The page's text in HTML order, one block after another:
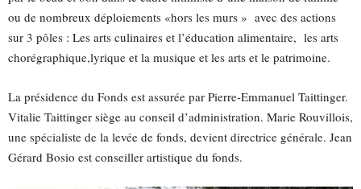
ou de nombreux déploiements «hors les murs » avec des actions
sur 3 pôles : Les arts culinaires et l’éducation alimentaire, les arts
chorégraphique,lyrique et la musique et les arts et le patrimoine.
La présidence du Fonds est assurée par Pierre-Emmanuel Taittinger.
Vitalie Taittinger siège au conseil d’administration. Marie Rouvillois,
une spécialiste de la levée de fonds, devient directrice générale. Jean
Gérard Bosio est conseiller artistique du fonds.